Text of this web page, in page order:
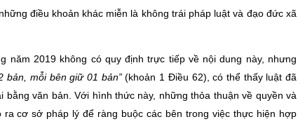
điều khoản khác miễn là không trái pháp luật và đạo đức xã
năm 2019 không có quy định trực tiếp về nội dung này, nhưng
bản, mỗi bên giữ 01 bản”(khoản 1 Điều 62), có thể thấy luật đã
văn bản. Với hình thức này, những thỏa thuận về quyền và
cơ sở pháp lý để ràng buộc các bên trong việc thực hiện hợp